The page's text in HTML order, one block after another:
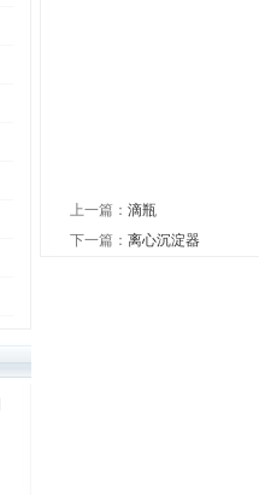
上一篇： 滴瓶
下一篇： 离心沉淀器